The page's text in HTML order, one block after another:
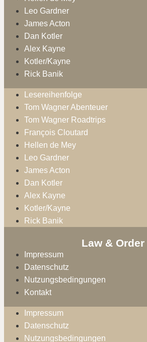
Leo Gardner
James Acton
Dan Kotler
Alex Kayne
Kotler/Kayne
Rick Banik
Lesereihenfolge
Tom Wagner Abenteuer
Tom Wagner Roadtrips
François Cloutard
Hellen de Mey
Leo Gardner
James Acton
Dan Kotler
Alex Kayne
Kotler/Kayne
Rick Banik
Law & Order
Impressum
Datenschutz
Nutzungsbedingungen
Kontakt
Impressum
Datenschutz
Nutzungsbedingungen